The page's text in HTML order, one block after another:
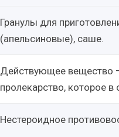
Гранулы для
(апельсиновые), саше.
Действующее вещество
пролекарство, которое
Нестероидное